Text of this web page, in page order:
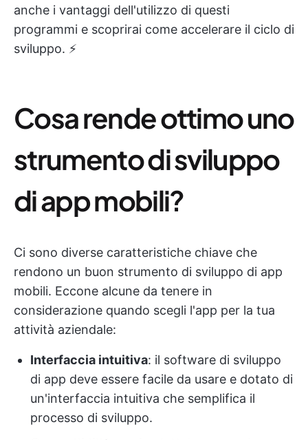
anche i vantaggi dell'utilizzo di questi
programmi e scoprirai come accelerare il ciclo di
sviluppo. ⚡️
Cosa rende ottimo uno
strumento di sviluppo
di app mobili?
Ci sono diverse caratteristiche chiave che
rendono un buon strumento di sviluppo di app
mobili. Eccone alcune da tenere in
considerazione quando scegli l'app per la tua
attività aziendale:
Interfaccia intuitiva: il software di sviluppo
di app deve essere facile da usare e dotato di
un'interfaccia intuitiva che semplifica il
processo di sviluppo.